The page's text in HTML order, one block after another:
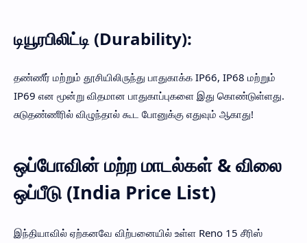
டியூரபிலிட்டி (Durability):
தண்ணீர் மற்றும் தூசியிலிருந்து பாதுகாக்க IP66, IP68 மற்றும்
IP69 என மூன்று விதமான பாதுகாப்புகளை இது கொண்டுள்ளது.
சுடுதண்ணீரில் விழுந்தால் கூட போனுக்கு எதுவும் ஆகாது!
ஒப்போவின் மற்ற மாடல்கள் & விலை
ஒப்பீடு (India Price List)
இந்தியாவில் ஏற்கனவே விற்பனையில் உள்ள Reno 15 சீரிஸ்